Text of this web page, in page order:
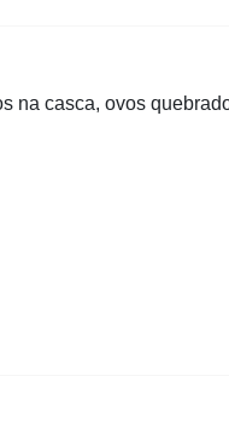
na casca, ovos